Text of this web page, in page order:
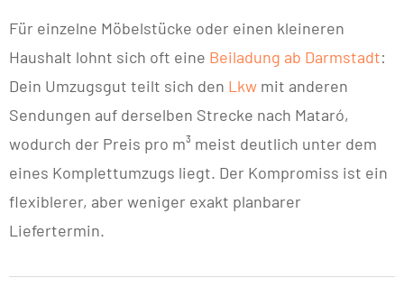
Für einzelne Möbelstücke oder einen kleineren
Haushalt lohnt sich oft eine Beiladung ab Darmstadt:
Dein Umzugsgut teilt sich den Lkw mit anderen
Sendungen auf derselben Strecke nach Mataró,
wodurch der Preis pro m³ meist deutlich unter dem
eines Komplettumzugs liegt. Der Kompromiss ist ein
flexiblerer, aber weniger exakt planbarer
Liefertermin.